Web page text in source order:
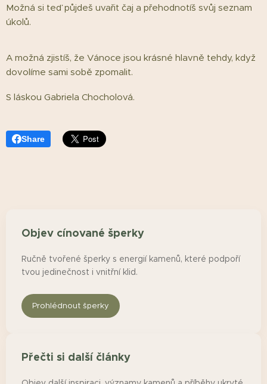
Možná si teď půjdeš uvařit čaj a přehodnotíš svůj seznam
úkolů.
A možná zjistíš, že Vánoce jsou krásné hlavně tehdy, když
dovolíme sami sobě zpomalit.
S láskou Gabriela Chocholová.
Share
Objev cínované šperky
Ručně tvořené šperky s energií kamenů, které podpoří
tvou jedinečnost i vnitřní klid.
Prohlédnout šperky
Přečti si další články